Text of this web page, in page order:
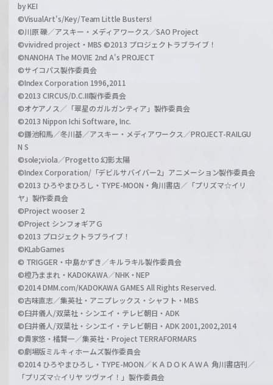
by KEI
©VisualArt's/Key/Team Little Busters!
©川原 礫／アスキー・メディアワークス／SAO Project
©vividred project・MBS ©2013 プロジェクトラブライブ！
©NANOHA The MOVIE 2nd A's PROJECT
©サイコパス製作委員会
©Index Corporation 1996,2011
©2013 CIRCUS/D.C.III製作委員会
©オケアノス／「翠星のガルガンティア」製作委員会
©2013 Nippon Ichi Software, Inc.
©鎌池和馬／冬川基／アスキー・メディアワークス／PROJECT-RAILGU
N S
©sole;viola／Progetto 幻影太陽
©Index Corporation/「デビルサバイバー2」アニメーション製作委員会
©2013 ひろやまひろし・TYPE-MOON・角川書店／「プリズマ☆イリ
ヤ」製作委員会
©Project wooser 2
©Project シンフォギアＧ
©2013 プロジェクトラブライブ！
©KLabGames
© TRIGGER・中島かずき／キルラキル製作委員会
©橙乃ままれ・KADOKAWA／NHK・NEP
©2014 DMM.com/KADOKAWA GAMES All Rights Reserved.
©古味直志／集英社・アニプレックス・シャフト・MBS
©臼井儀人/双葉社・シンエイ・テレビ朝日・ADK
©臼井儀人/双葉社・シンエイ・テレビ朝日・ADK 2001,2002,2014
©貴家悠・橘賢一／集英社・Project TERRAFORMARS
©劇場版ミルキィホームズ製作委員会
©2014 ひろやまひろし・TYPE-MOON／ＫＡＤＯＫＡＷＡ 角川書店刊／
「プリズマ☆イリヤ ツヴァイ！」製作委員会